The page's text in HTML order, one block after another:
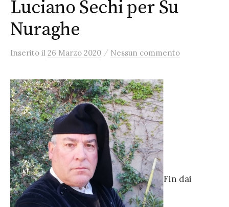
Luciano Sechi per Su
Nuraghe
Inserito il 26 Marzo 2020 / Nessun commento
Fin dai